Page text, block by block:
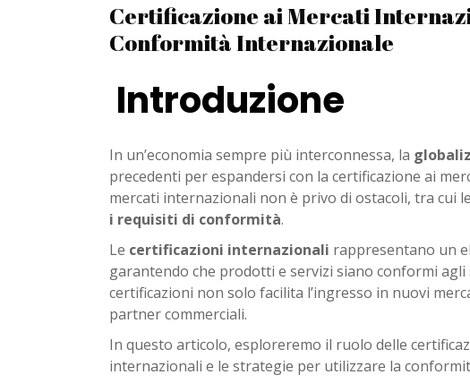
Certificazione ai Mercati
Conformità Internazionale
Introduzione
In un’economia sempre più interconnessa, la
precedenti per espandersi con la certificazione ai
mercati internazionali non è privo di ostacoli, tra cui le
i requisiti di conformità.
Le certificazioni internazionali rappresentano un
garantendo che prodotti e servizi siano conformi
certificazioni non solo facilita l’ingresso in nuovi
partner commerciali.
In questo articolo, esploreremo il ruolo delle
internazionali e le strategie per utilizzare la